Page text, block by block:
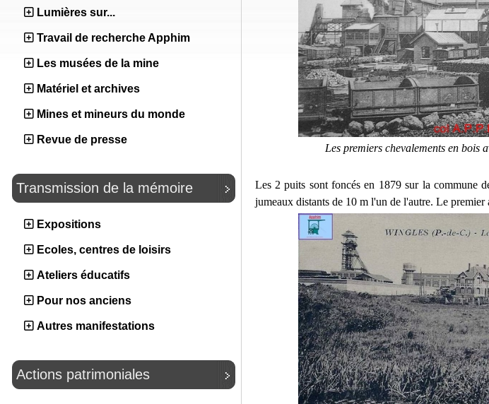
Lumières sur...
Travail de recherche Apphim
Les musées de la mine
Matériel et archives
Mines et mineurs du monde
Revue de presse
Transmission de la mémoire
Expositions
Ecoles, centres de loisirs
Ateliers éducatifs
Pour nos anciens
Autres manifestations
Actions patrimoniales
Les premiers chevalements en bois
Les 2 puits sont foncés en 1879 sur la commune
jumeaux distants de 10 m l'un de l'autre. Le